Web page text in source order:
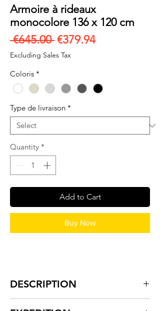
Armoire à rideaux
monocolore 136 x 120 cm
€645.00 Regular
Price
€379.94Sale
Excluding Sales Tax
Coloris *
Type de livraison *
Quantity *
Add to Cart
Buy Now
DESCRIPTION